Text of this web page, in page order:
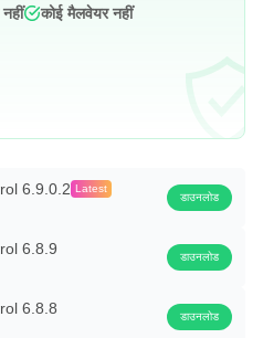
कोई मैलवेयर नहीं
6.9.0.2 Latest
डाउनलोड
6.8.9 डाउनलोड
6.8.8 डाउनलोड